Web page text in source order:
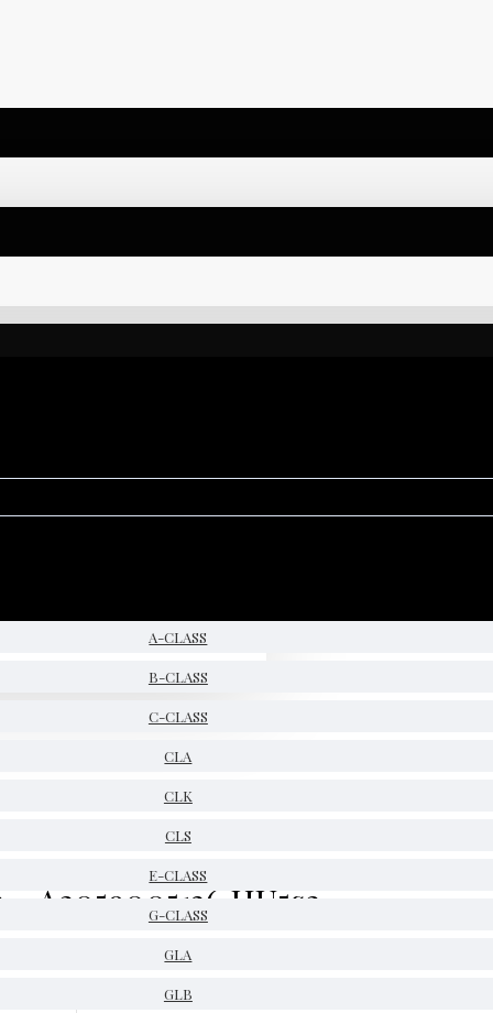
A-CLASS
B-CLASS
C-CLASS
CLA
CLK
CLS
E-CLASS
G-CLASS
GLA
GLB
HU5s2